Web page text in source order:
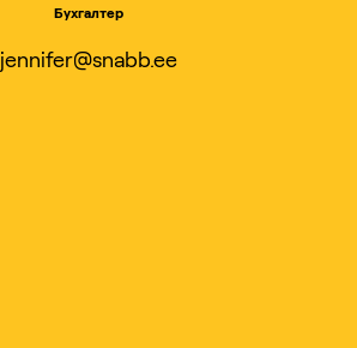
Бухгалтер
jennifer@snabb.ee